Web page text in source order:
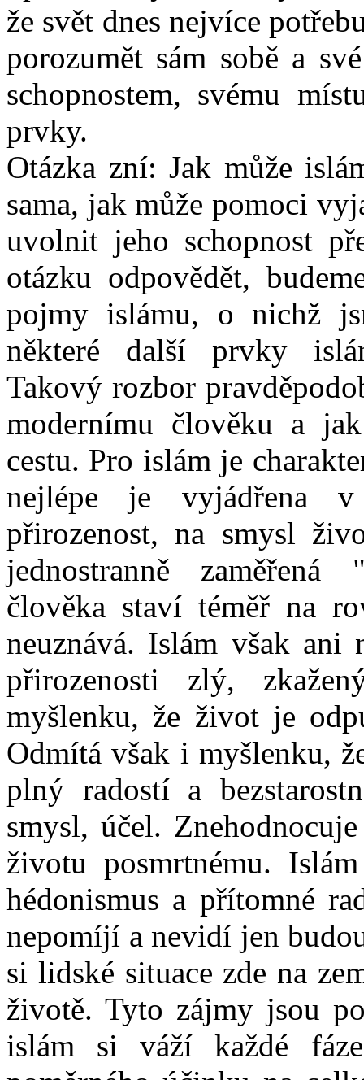
že svět dnes nejvíce
porozumět sám sobě a
schopnostem, svému
prvky.
Otázka zní: Jak může
sama, jak může pomoci
uvolnit jeho schopnost
otázku odpovědět,
pojmy islámu, o nichž
některé další prvky
Takový rozbor
modernímu člověku a
cestu. Pro islám je
nejlépe je vyjádřena
přirozenost, na smysl
jednostranně
člověka staví téměř na
neuznává. Islám však ani
přirozenosti zlý,
myšlenku, že život je
Odmítá však i myšlenku,
plný radostí a
smysl, účel.
životu posmrtnému.
hédonismus a přítomné
nepomíjí a nevidí jen
si lidské situace zde na
životě. Tyto zájmy jsou
islám si váží každé